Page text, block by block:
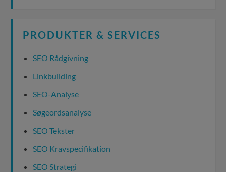
PRODUKTER & SERVICES
SEO Rådgivning
Linkbuilding
SEO-Analyse
Søgeordsanalyse
SEO Tekster
SEO Kravspecifikation
SEO Strategi